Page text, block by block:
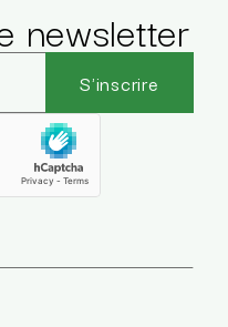
newsletter
S'inscrire